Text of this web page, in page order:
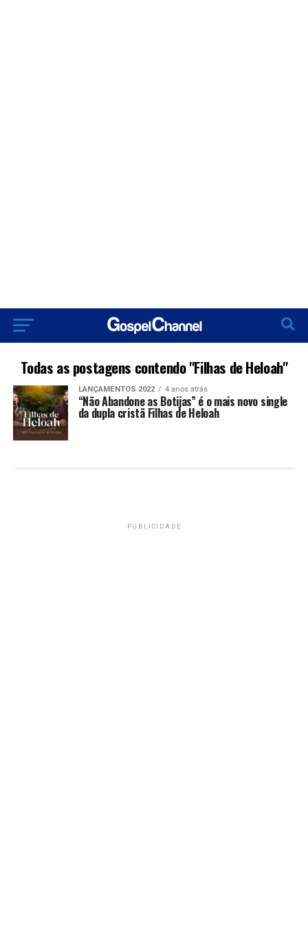
Todas as postagens contendo "Filhas de Heloah"
LANÇAMENTOS 2022 4 anos atrás
“Não Abandone as Botijas” é o mais novo single
da dupla cristã Filhas de Heloah
PUBLICIDADE